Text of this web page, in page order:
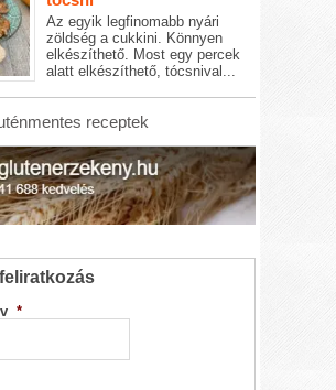
Az egyik legfinomabb nyári
zöldség a cukkini. Könnyen
elkészíthető. Most egy percek
alatt elkészíthető, tócsnival...
receptek
*